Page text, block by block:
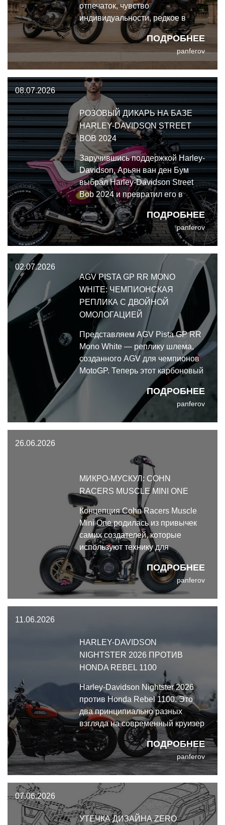
ПОДРОБНЕЕ
отпечаток, чувство
индивидуальности, редкое в
современном мотомире.
panferov
08.07.2026
РОЗОВЫЙ ДИКАРЬ НА БАЗЕ
HARLEY-DAVIDSON STREET
BOB 2024
ПОДРОБНЕЕ
Заручившись поддержкой Harley-
Davidson, Арьян ван ден Бум
выбрал Harley-Davidson Street
Bob 2024 и превратил его в
уничтожающий покрышки стрит-
трекер, получивший прозвище
"Pink Savage" (Розовый дикарь).
panferov
02.07.2026
AGV PISTA GP RR MONO
WHITE: ЧЕМПИОНСКАЯ
РЕПЛИКА С ДВОЙНОЙ
ОМОЛОГАЦИЕЙ
ПОДРОБНЕЕ
Представляем AGV Pista GP RR
Mono White — реплику шлема,
созданного AGV для чемпионов
MotoGP. Теперь этот карбоновый
мотошлем полностью
соответствует новейшим и
крайне жёстким стандартам
безопасности ECE 22.06 и DOT.
panferov
26.06.2026
МИКРО-МУСКУЛ: COHN
RACERS MUSCLE MINI ONE
ПОДРОБНЕЕ
Концепция Cohn Racers Muscle
Mini One родилась из привычек
самих создателей, которые
используют технику для
быстрого перемещения по
паддокам гоночных трасс,
частным мероприятиям и
обширным закрытым
территориям.
panferov
11.06.2026
HARLEY-DAVIDSON
NIGHTSTER 2026 ПРОТИВ
HONDA REBEL 1100
ПОДРОБНЕЕ
Harley-Davidson Nightster 2026
против Honda Rebel 1100. Это
два принципиально разных
взгляда на современный круизер
с уникальными силовыми
установками.
panferov
07.06.2026
УТЕЧКА ДИЗАЙНА ZERO